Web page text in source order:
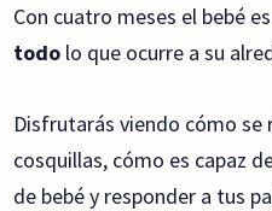
Con cuatro meses el bebé
todo lo que ocurre a su
Disfrutarás viendo cómo se
cosquillas, cómo es capaz
de bebé y responder a tus